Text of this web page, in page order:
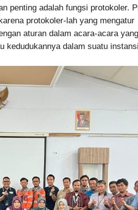
penting adalah fungsi protokoler.
protokoler-lah yang mengatur
aturan dalam acara-acara
kedudukannya dalam suatu